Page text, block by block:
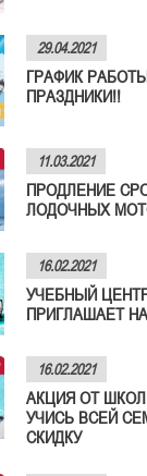
29.04.2021
ГРАФИК
ПРАЗДНИКИ!!
11.03.2021
ПРОДЛЕНИЕ
ЛОДОЧНЫХ
16.02.2021
УЧЕБНЫЙ ЦЕНТР
ПРИГЛАШАЕТ
16.02.2021
АКЦИЯ ОТ
УЧИСЬ ВСЕЙ
СКИДКУ